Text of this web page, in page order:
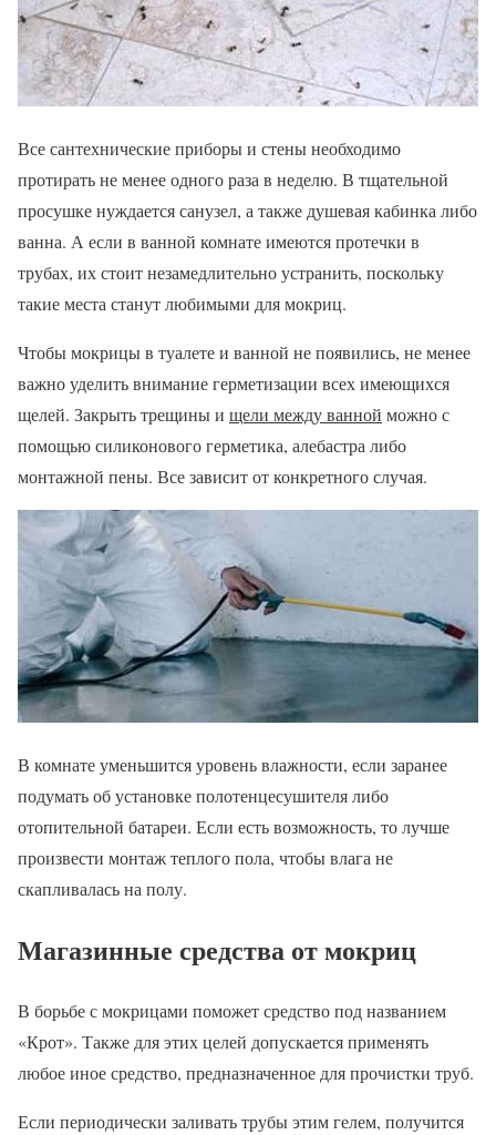
Все сантехнические приборы и стены необходимо
протирать не менее одного раза в неделю. В тщательной
просушке нуждается санузел, а также душевая кабинка либо
ванна. А если в ванной комнате имеются протечки в
трубах, их стоит незамедлительно устранить, поскольку
такие места станут любимыми для мокриц.
Чтобы мокрицы в туалете и ванной не появились, не менее
важно уделить внимание герметизации всех имеющихся
щелей. Закрыть трещины и щели между ванной можно с
помощью силиконового герметика, алебастра либо
монтажной пены. Все зависит от конкретного случая.
В комнате уменьшится уровень влажности, если заранее
подумать об установке полотенцесушителя либо
отопительной батареи. Если есть возможность, то лучше
произвести монтаж теплого пола, чтобы влага не
скапливалась на полу.
Магазинные средства от мокриц
В борьбе с мокрицами поможет средство под названием
«Крот». Также для этих целей допускается применять
любое иное средство, предназначенное для прочистки труб.
Если периодически заливать трубы этим гелем, получится